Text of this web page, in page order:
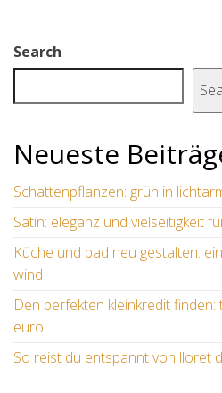
Search
Neueste
Schattenpflanzen: grün in
Satin: eleganz und vielseitigkeit
Küche und bad neu gestalten:
wind
Den perfekten kleinkredit
euro
So reist du entspannt von lloret